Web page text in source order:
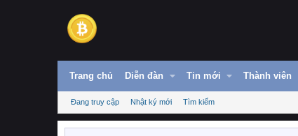
Trang chủ Diễn đàn Tin mới Thành viên
Đang truy cập Nhật ký mới Tìm kiếm